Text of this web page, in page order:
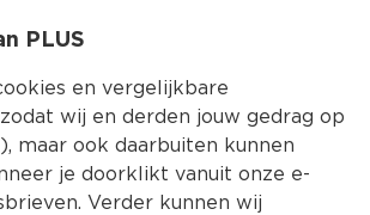
Kies jouw
Producten
PLUS
en vergelijkbare
wij en derden jouw gedrag op
maar ook daarbuiten kunnen
je doorklikt vanuit onze e-
Verder kunnen wij